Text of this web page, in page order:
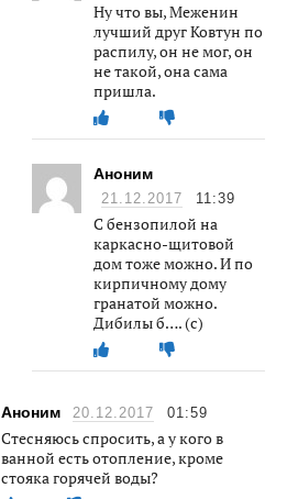
Ну что вы, Меженин
лучший друг Ковтун по
распилу, он не мог, он
не такой, она сама
пришла.
Аноним
21.12.2017 11:39
С бензопилой на
каркасно-щитовой
дом тоже можно. И по
кирпичному дому
гранатой можно.
Дибилы б…. (с)
Аноним 20.12.2017 01:59
Стесняюсь спросить, а у кого в
ванной есть отопление, кроме
стояка горячей воды?